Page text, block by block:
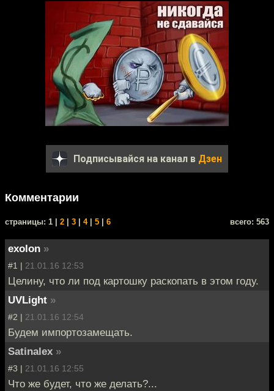
Подписывайся на канал в Дзен
Комментарии
cтраницы: 1 | 2 3 4| 5 6 всего: 563
exolon »
#1 | 21.01.16 12:53
Целину, что ли под картошку раскопать в этом году.
UVLight »
#2 | 21.01.16 12:54
Будем импортозамещать.
Satinalex »
#3 | 21.01.16 12:55
Что же будет, что же делать?...